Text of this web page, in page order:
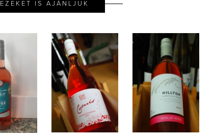
EZEKET IS AJÁNLJUK